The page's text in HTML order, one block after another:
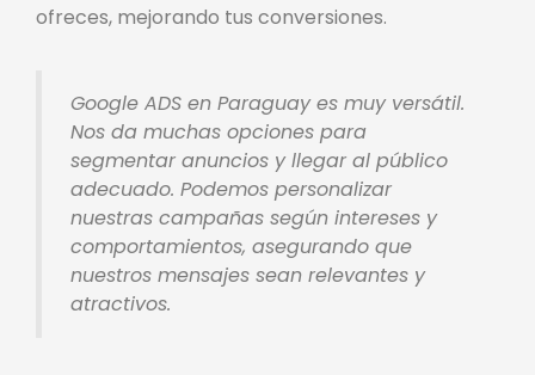
ofreces, mejorando tus conversiones.
Google ADS en Paraguay es muy versátil.
Nos da muchas opciones para
segmentar anuncios y llegar al público
adecuado. Podemos personalizar
nuestras campañas según intereses y
comportamientos, asegurando que
nuestros mensajes sean relevantes y
atractivos.